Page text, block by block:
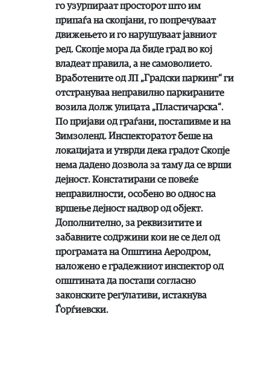
го узурпираат просторот што им
припаѓа на скопјани, го попречуваат
движењето и го нарушуваат јавниот
ред. Скопје мора да биде град во кој
владеат правила, а не самоволието.
Вработените од ЈП „Градски паркинг“ ги
отстрануваа неправилно паркираните
возила долж улицата „Пластичарска“.
По пријави од граѓани, постапивме и на
Зимзоленд. Инспекторатот беше на
локацијата и утврди дека градот Скопје
нема дадено дозвола за таму да се врши
дејност. Констатирани се повеќе
неправилности, особено во однос на
вршење дејност надвор од објект.
Дополнително, за реквизитите и
забавните содржини кои не се дел од
програмата на Општина Аеродром,
наложено е градежниот инспектор од
општината да постапи согласно
законските регулативи,истакнува
Ѓорѓиевски.